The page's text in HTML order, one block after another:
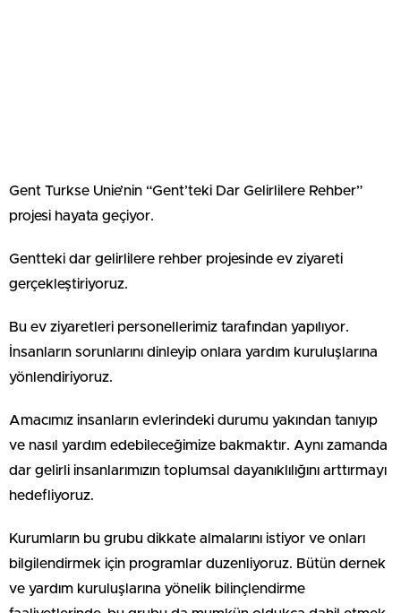
Gent Turkse Unie’nin “Gent’teki Dar Gelirlilere Rehber”
projesi hayata geçiyor.
Gentteki dar gelirlilere rehber projesinde ev ziyareti
gerçekleştiriyoruz.
Bu ev ziyaretleri personellerimiz tarafından yapılıyor.
İnsanların sorunlarını dinleyip onlara yardım kuruluşlarına
yönlendiriyoruz.
Amacımız insanların evlerindeki durumu yakından tanıyıp
ve nasıl yardım edebileceğimize bakmaktır. Aynı zamanda
dar gelirli insanlarımızın toplumsal dayanıklılığını arttırmayı
hedefliyoruz.
Kurumların bu grubu dikkate almalarını istiyor ve onları
bilgilendirmek için programlar duzenliyoruz. Bütün dernek
ve yardım kuruluşlarına yönelik bilinçlendirme